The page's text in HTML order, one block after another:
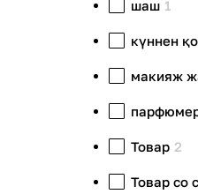
шаш 1
күннен
макияж
Товар 2
Товар со